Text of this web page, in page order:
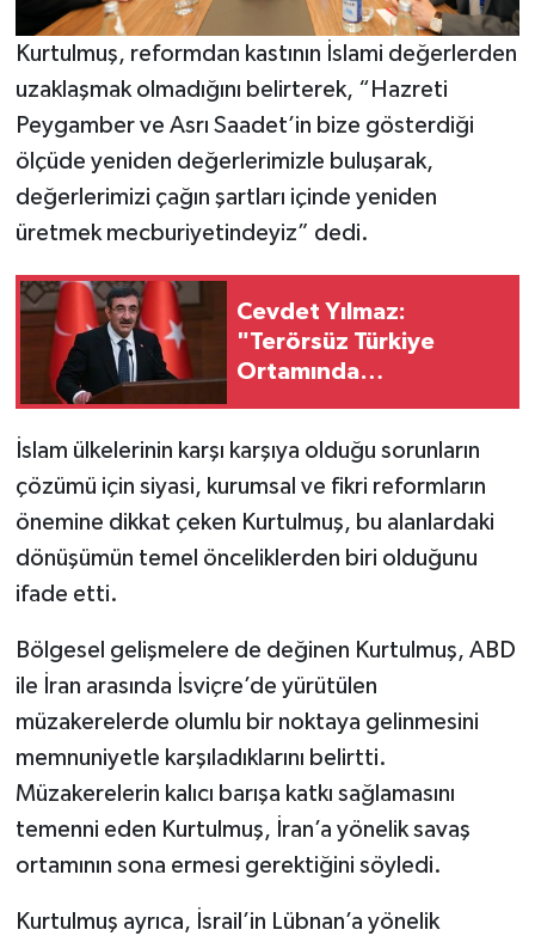
Kurtulmuş, reformdan kastının İslami değerlerden
uzaklaşmak olmadığını belirterek, “Hazreti
Peygamber ve Asrı Saadet’in bize gösterdiği
ölçüde yeniden değerlerimizle buluşarak,
değerlerimizi çağın şartları içinde yeniden
üretmek mecburiyetindeyiz” dedi.
Cevdet Yılmaz:
"Terörsüz Türkiye
Ortamında
İslam ülkelerinin karşı karşıya olduğu sorunların
çözümü için siyasi, kurumsal ve fikri reformların
önemine dikkat çeken Kurtulmuş, bu alanlardaki
dönüşümün temel önceliklerden biri olduğunu
ifade etti.
Bölgesel gelişmelere de değinen Kurtulmuş, ABD
ile İran arasında İsviçre’de yürütülen
müzakerelerde olumlu bir noktaya gelinmesini
memnuniyetle karşıladıklarını belirtti.
Müzakerelerin kalıcı barışa katkı sağlamasını
temenni eden Kurtulmuş, İran’a yönelik savaş
ortamının sona ermesi gerektiğini söyledi.
Kurtulmuş ayrıca, İsrail’in Lübnan’a yönelik